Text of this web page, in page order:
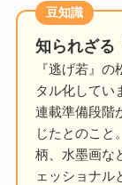
豆知識
知られざる
『逃げ若』
タル化してい
連載準備段階
じたとのこと
柄、水墨画な
ェッショナル